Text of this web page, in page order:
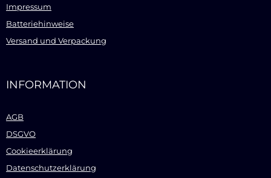
Impressum
Batteriehinweise
Versand und Verpackung
INFORMATION
AGB
DSGVO
Cookieerklärung
Datenschutzerklärung